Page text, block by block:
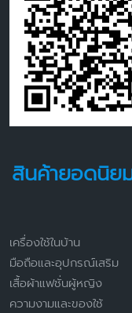
สินค้ายอดนิย
เครื่องใช้ในบ้าน
มือถือและอุปกรณ์เสริม
เสื้อผ้าแฟชั่นผู้หญิง
ความงามและของใช้